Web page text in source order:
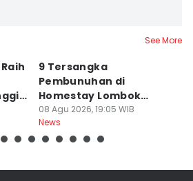
See More
9 Tersangka
Pembunuhan di
Homestay Lombok
Barat Dilimpahkan ke
Jaksa
08 Agu 2026, 19:05 WIB
News